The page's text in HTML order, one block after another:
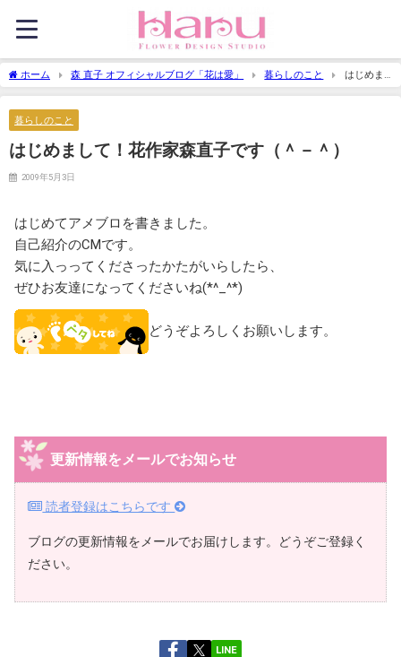
ホーム 森 直子 オフィシャルブログ「花は愛」 暮らしのこと
はじめま
して！花作家森直子です（＾－＾）
暮らしのこと
はじめまして！花作家森直子です（＾－＾）
2009年5月3日
はじめてアメブロを書きました。
自己紹介のCMです。
気に入っってくださったかたがいらしたら、
ぜひお友達になってくださいね(*^_^*)
どうぞよろしくお願いします。
更新情報をメールでお知らせ
読者登録はこちらです
ブログの更新情報をメールでお届けします。どうぞご登録く
ださい。
LINE